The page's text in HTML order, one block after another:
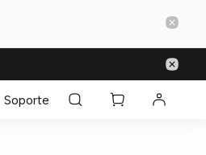
Soporte